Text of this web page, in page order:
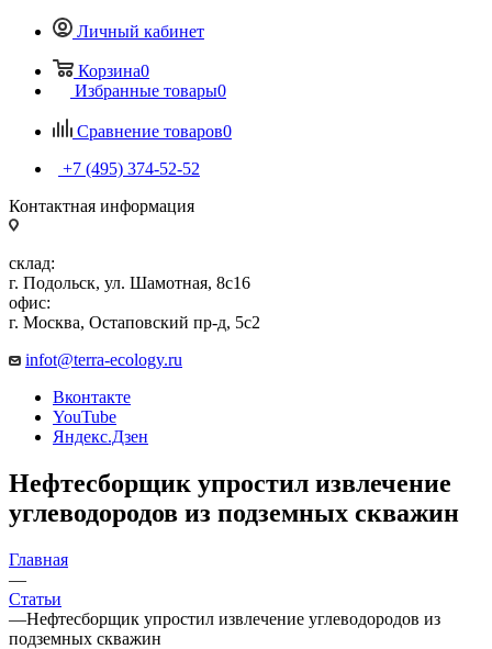
Личный кабинет
Корзина0
Избранные товары0
Сравнение товаров0
+7 (495) 374-52-52
Контактная информация
склад:
г. Подольск, ул. Шамотная, 8с16
офис:
г. Москва, Остаповский пр-д, 5с2
infot@terra-ecology.ru
Вконтакте
YouTube
Яндекс.Дзен
Нефтесборщик упростил извлечение
углеводородов из подземных скважин
Главная
—
Статьи
—Нефтесборщик упростил извлечение углеводородов из
подземных скважин